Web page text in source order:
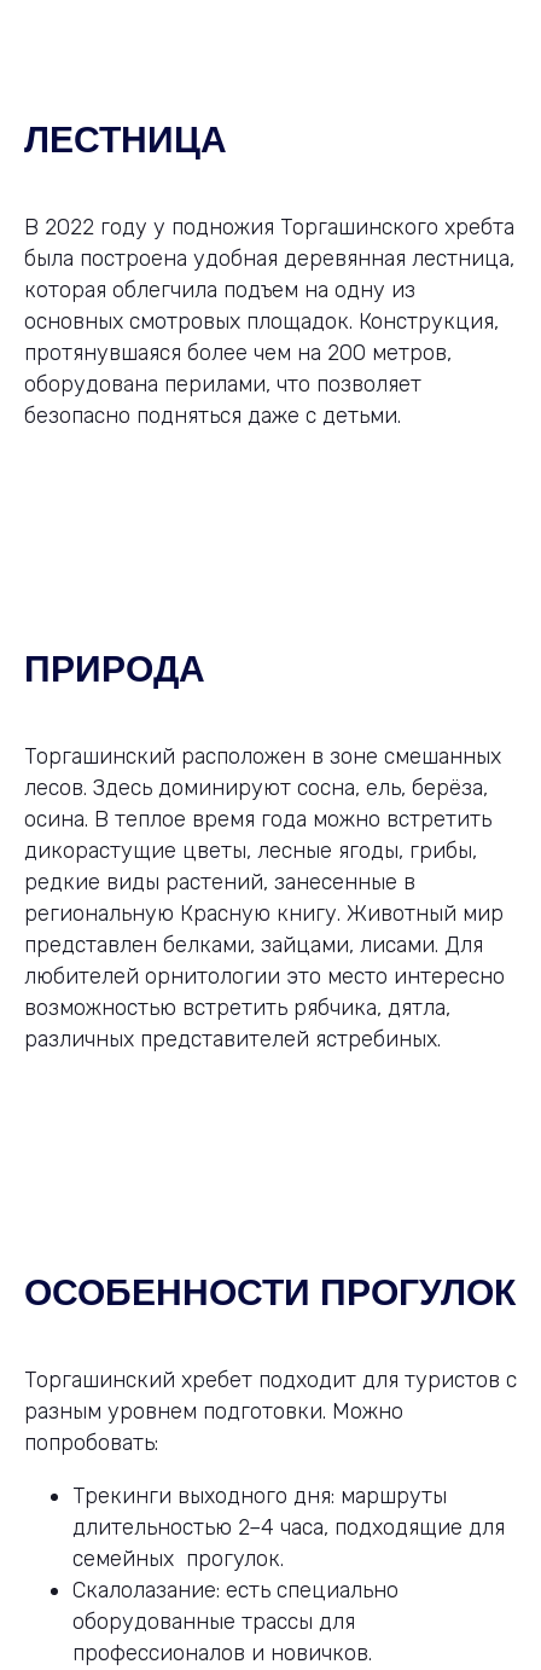
ЛЕСТНИЦА
В 2022 году у подножия Торгашинского хребта
была построена удобная деревянная лестница,
которая облегчила подъем на одну из
основных смотровых площадок. Конструкция,
протянувшаяся более чем на 200 метров,
оборудована перилами, что позволяет
безопасно подняться даже с детьми.
ПРИРОДА
Торгашинский расположен в зоне смешанных
лесов. Здесь доминируют сосна, ель, берёза,
осина. В теплое время года можно встретить
дикорастущие цветы, лесные ягоды, грибы,
редкие виды растений, занесенные в
региональную Красную книгу. Животный мир
представлен белками, зайцами, лисами. Для
любителей орнитологии это место интересно
возможностью встретить рябчика, дятла,
различных представителей ястребиных.
ОСОБЕННОСТИ ПРОГУЛОК
Торгашинский хребет подходит для туристов с
разным уровнем подготовки. Можно
попробовать:
Трекинги выходного дня: маршруты
длительностью 2–4 часа, подходящие для
семейных прогулок.
Скалолазание: есть специально
оборудованные трассы для
профессионалов и новичков.